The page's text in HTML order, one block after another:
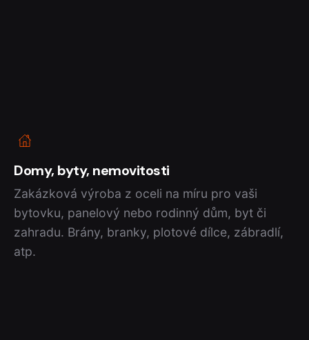
Domy, byty, nemovitosti
Zakázková výroba z oceli na míru pro vaši
bytovku, panelový nebo rodinný dům, byt či
zahradu. Brány, branky, plotové dílce, zábradlí,
atp.